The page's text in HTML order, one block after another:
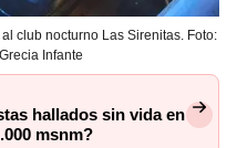
club nocturno Las Sirenitas. Foto:
Infante
hallados sin vida en
msnm?